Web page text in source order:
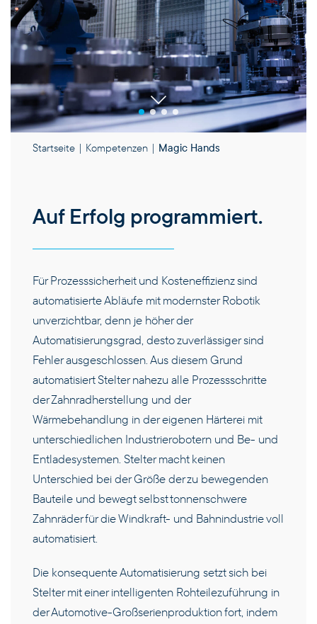
UNTERNEHMEN
KARRIERE
KONTAKT
DE
Startseite | Kompetenzen | Magic Hands
Auf Erfolg programmiert.
Für Prozesssicherheit und Kosteneffizienz sind
automatisierte Abläufe mit modernster Robotik
unverzichtbar, denn je höher der
Automatisierungsgrad, desto zuverlässiger sind
Fehler ausgeschlossen. Aus diesem Grund
automatisiert Stelter nahezu alle Prozessschritte
der Zahnradherstellung und der
Wärmebehandlung in der eigenen Härterei mit
unterschiedlichen Industrierobotern und Be- und
Entladesystemen. Stelter macht keinen
Unterschied bei der Größe der zu bewegenden
Bauteile und bewegt selbst tonnenschwere
Zahnräder für die Windkraft- und Bahnindustrie voll
automatisiert.
Die konsequente Automatisierung setzt sich bei
Stelter mit einer intelligenten Rohteilezuführung in
der Automotive-Großserienproduktion fort, indem